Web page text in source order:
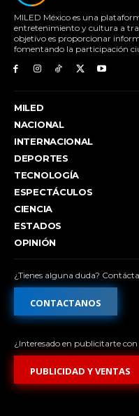
MILED México es una
entretenimiento y cultura a
objetivo es proporcionar
fomentando la participación
MILED
NACIONAL
INTERNACIONAL
DEPORTES
TECNOLOGÍA
ESPECTÁCULOS
CIENCIA
ESTADOS
OPINIÓN
¿Tienes alguna duda?
CONTACTANOS
¿Interesado en publicitarte
PUBLICIDAD Y VENTAS